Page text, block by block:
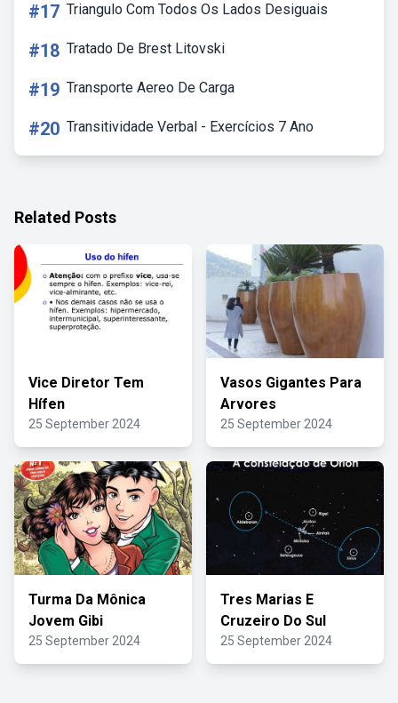
#17 Triangulo Com Todos Os Lados Desiguais
#18 Tratado De Brest Litovski
#19 Transporte Aereo De Carga
#20 Transitividade Verbal - Exercícios 7 Ano
Related Posts
Vice Diretor Tem
Hífen
25 September 2024
Vasos Gigantes Para
Arvores
25 September 2024
Turma Da Mônica
Jovem Gibi
25 September 2024
Tres Marias E
Cruzeiro Do Sul
25 September 2024